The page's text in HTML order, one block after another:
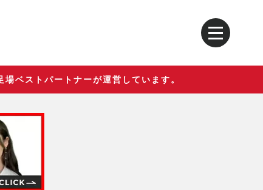
ベストパートナーが運営しています。